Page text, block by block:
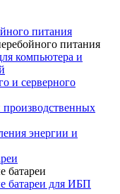
питания
питания
компьютера и
и серверного
энергии и
батареи
батареи для ИБП